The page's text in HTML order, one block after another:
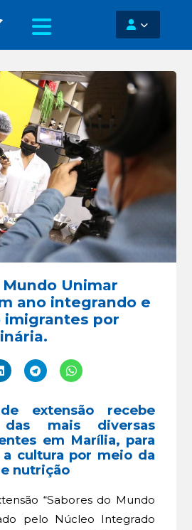
Unimar
ano integrando e
imigrantes por
extensão recebe
das mais diversas
em Marília, para
cultura por meio da
nutrição
“Sabores do Mundo
pelo Núcleo Integrado